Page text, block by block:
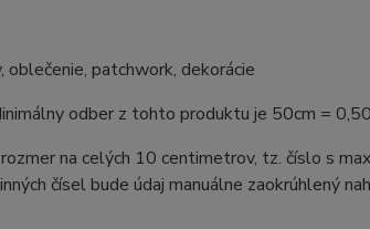
oblečenie, patchwork, dekorácie
odber z tohto produktu je 50cm =
na celých 10 centimetrov, tz. číslo s
čísel bude údaj manuálne zaokrúhlený